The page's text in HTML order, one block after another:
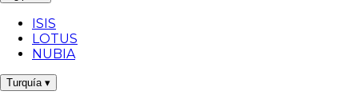
ISIS
LOTUS
NUBIA
Turquía ▾